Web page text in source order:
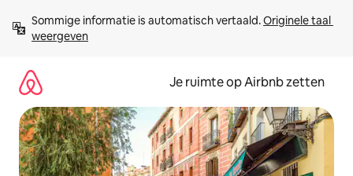
direct
naar
Sommige informatie is automatisch vertaald. Originele taal
weergeven
Je ruimte op Airbnb zetten